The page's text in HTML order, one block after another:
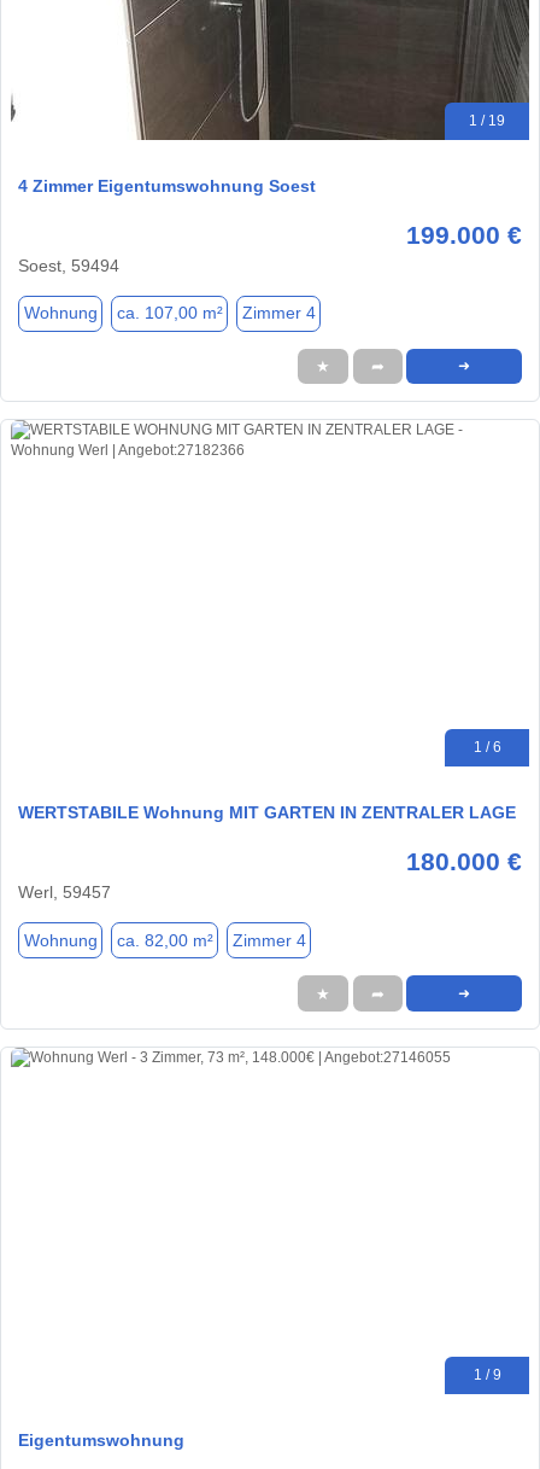
1 / 19
4 Zimmer Eigentumswohnung Soest
199.000 €
Soest, 59494
Wohnung ca. 107,00 m² Zimmer 4
★ ➦ ➜
1 / 6
WERTSTABILE Wohnung MIT GARTEN IN ZENTRALER LAGE
180.000 €
Werl, 59457
Wohnung ca. 82,00 m² Zimmer 4
★ ➦ ➜
1 / 9
Eigentumswohnung